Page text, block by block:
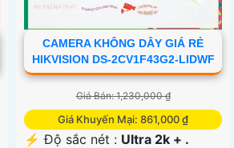
CAMERA KHÔNG DÂY GIÁ RẺ
HIKVISION DS-2CV1F43G2-LIDWF
Giá Bán: 1,230,000 ₫
Giá Khuyến Mại: 861,000 ₫
️⚡ Độ sắc nét : Ultra 2k + .